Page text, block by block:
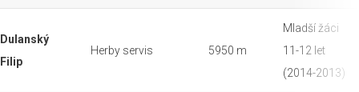
Dulanský
Filip
Herby servis 5950 m
Mladší žáci
11-12 let
(2014-2013)